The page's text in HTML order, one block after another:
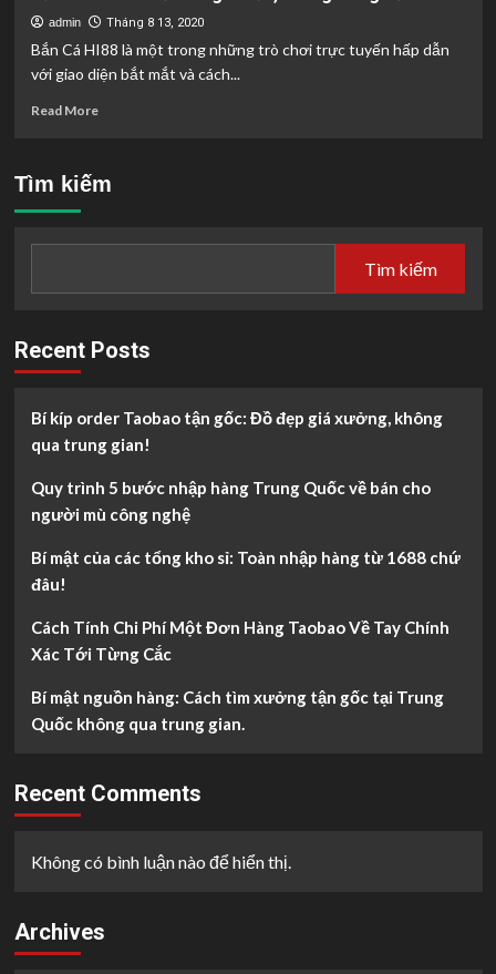
admin Tháng 8 13, 2020
Bắn Cá HI88 là một trong những trò chơi trực tuyến hấp dẫn
với giao diện bắt mắt và cách...
Read MoreRead
Cá
Trúng
Lớn
Tìm kiếm
Tìm kiếm
Recent Posts
Bí kíp order Taobao tận gốc: Đồ đẹp giá xưởng, không
qua trung gian!
Quy trình 5 bước nhập hàng Trung Quốc về bán cho
người mù công nghệ
Bí mật của các tổng kho sỉ: Toàn nhập hàng từ 1688 chứ
đâu!
Cách Tính Chi Phí Một Đơn Hàng Taobao Về Tay Chính
Xác Tới Từng Cắc
Bí mật nguồn hàng: Cách tìm xưởng tận gốc tại Trung
Quốc không qua trung gian.
Recent Comments
Không có bình luận nào để hiển thị.
Archives